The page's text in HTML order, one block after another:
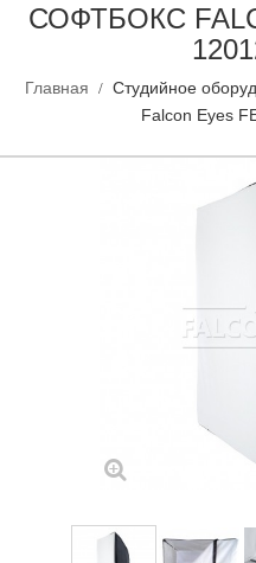
СОФТБОКС
Главная Студийное
Falcon Eyes